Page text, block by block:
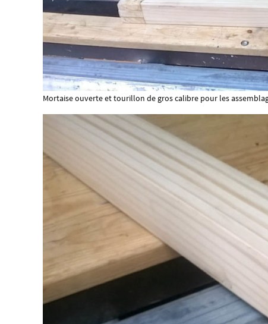
Mortaise ouverte et tourillon de gros calibre pour les